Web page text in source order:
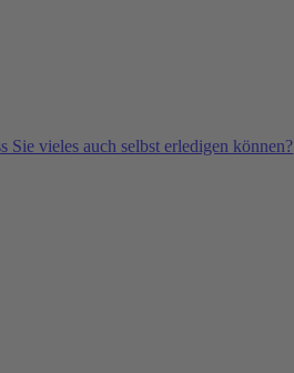
Sie vieles auch selbst erledigen können?